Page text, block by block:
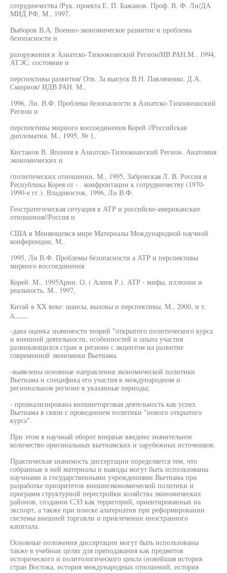
сотрудничества /Рук. проекта Е. П. Бажанов. Проф. В. Ф. Ли/ДА
МИД РФ, М., 1997,
Выборов В.А. Военно-экономическое развитие и проблема
безопасности и
разоружения в Азиатско-Тихоокеанский Регион/ИВ РАН.М.. 1994,
АТЭС: состояние и
перспективы развития/ Отв. За выпуск В.Н. Павляченко, Д.А.
Смирнов/ ИДВ РАН. М.,
1996, Ли. В.Ф. Проблема безопасности в Азиатско-Тихоокеанский
Регион и
перспективы мирного воссоединения Корей //Российская
дипломатия. М., 1995, № 1,
Кистанов В. Япония в Азиатско-Тихоокеанский Регион. Анатомия
экономических и
(политических отношении, М., 1995, Забровская Л. В. Россия и
Республика Корея от - . конфронтации к сотрудничеству (1970-
1990-е гг.). Владивосток, 1996, Ли В.Ф.
Геостратегическая ситуация в АТР и российско-американские
отношения//Россия и
США в Меняющемся мире Материалы Международной научной
конференции, М..
1995, Ли В.Ф. Проблемы безопасности а АТР и перспективы
мирного воссоединения
Корей. М., 1995Арин. О. ( Алиев Р.). АТР - мифы, иллюзии и
реальность. М., 1997,
Китай в XX веке: шансы, вызовы и перспективы. М., 2000, и т.
д____
-дана оценка значимости теорий "открытого политического курса
и внешней деятельности, особенностей и опыта участия
развивающихся стран в регионе с акцентом на развитие
современной экономики Вьетнама.
-выявлены основные направления экономической политики
Вьетнама и специфика его участия в международном и
региональном регионе в указанные периоды;
- проанализирована внешнеторговая деятельность как успех
Вьетнама в связи с проведением политики "нового открытого
курса".
При этом в научный оборот впервые введено значительное
количество оригинальных вьетнамских и зарубежных источников.
Практическая значимость диссертации определяется тем, что
собранные в ней материалы и выводы могут быть использованы
научными и государственными учреждениями Вьетнама при
разработке приоритетов внешнеэкономической политики и
программ структурной перестройки хозяйства экономических
районов, создании СЭЗ как территорий, ориентированных на
экспорт, а также при поиске альтернатив при реформировании
системы внешней торговли и привлечении иностранного
капитала.
Основные положения диссертации могут быть использованы
также в учебных целях для преподавания как предметов
исторического и политологического цикла (новейшая история
стран Востока, история международных отношений, история